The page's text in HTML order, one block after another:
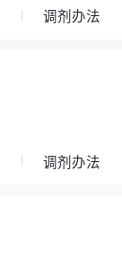
调剂办法
调剂办法